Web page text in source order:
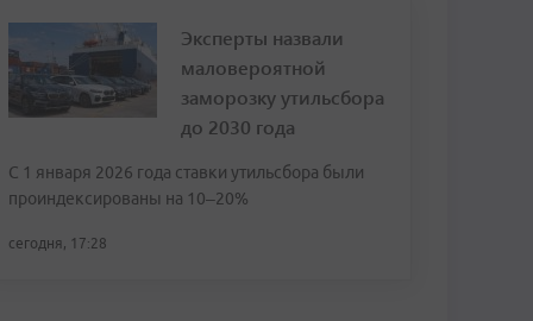
Эксперты назвали
маловероятной
заморозку утильсбора
до 2030 года
С 1 января 2026 года ставки утильсбора были
проиндексированы на 10–20%
сегодня, 17:28